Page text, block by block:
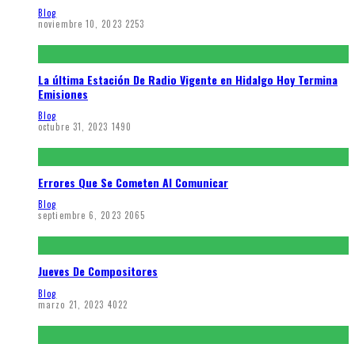
Blog
noviembre 10, 2023 2253
La última Estación De Radio Vigente en Hidalgo Hoy Termina
Emisiones
Blog
octubre 31, 2023 1490
Errores Que Se Cometen Al Comunicar
Blog
septiembre 6, 2023 2065
Jueves De Compositores
Blog
marzo 21, 2023 4022